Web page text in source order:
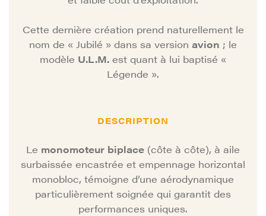
Cette dernière création prend naturellement le
nom de « Jubilé » dans sa version avion ; le
modèle U.L.M. est quant à lui baptisé «
Légende ».
DESCRIPTION
Le monomoteur biplace (côte à côte), à aile
surbaissée encastrée et empennage horizontal
monobloc, témoigne d’une aérodynamique
particulièrement soignée qui garantit des
performances uniques.